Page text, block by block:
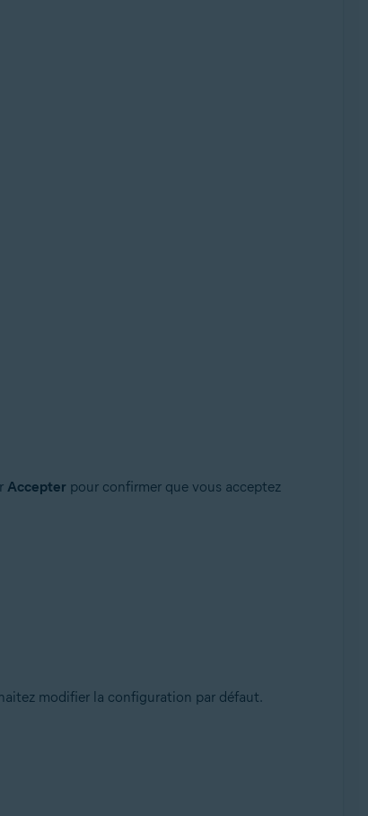
Accepter pour confirmer que vous acceptez
modifier la configuration par défaut.